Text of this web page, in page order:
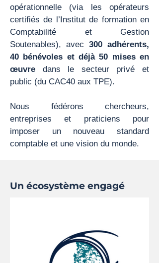
opérationnelle (via les opérateurs
certifiés de l’Institut de formation en
Comptabilité et Gestion
Soutenables), avec 300 adhérents,
40 bénévoles et déjà 50 mises en
œuvre dans le secteur privé et
public (du CAC40 aux TPE).
Nous fédérons chercheurs,
entreprises et praticiens pour
imposer un nouveau standard
comptable et une vision du monde.
Un écosystème engagé